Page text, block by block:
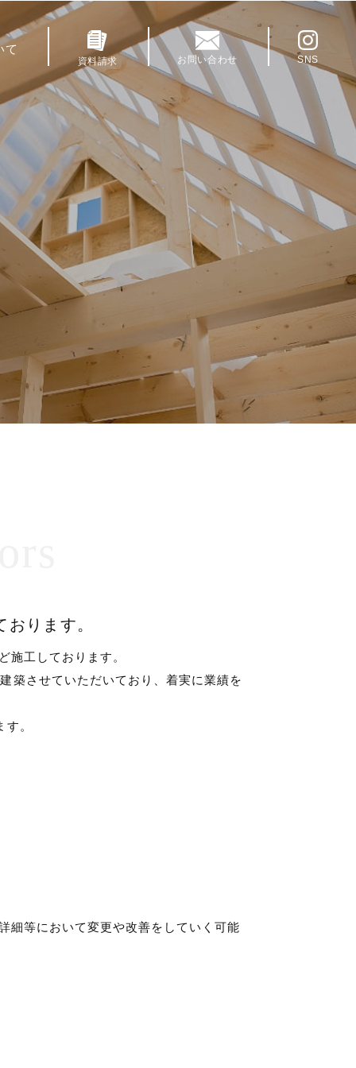
て
資料請求 お問い合わせ SNS
ります。
施工しております。
築させていただいており、着実に業績を
。
細等において変更や改善をしていく可能